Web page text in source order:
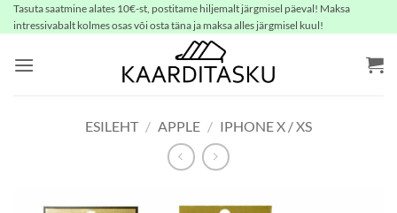
Skip
to
Tasuta saatmine alates 10€-st, postitame hiljemalt järgmisel päeval! Maksa
intressivabalt kolmes osas või osta täna ja maksa alles järgmisel kuul!
ESILEHT / APPLE / IPHONE X / XS